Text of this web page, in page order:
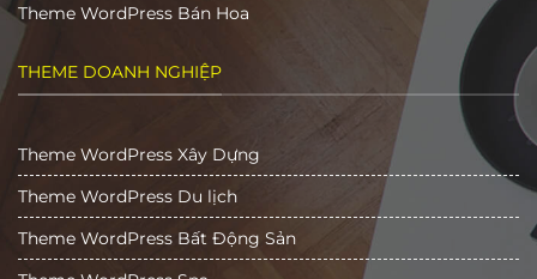
Theme WordPress Bán Hoa
THEME DOANH NGHIỆP
Theme WordPress Xây Dựng
Theme WordPress Du lịch
Theme WordPress Bất Động Sản